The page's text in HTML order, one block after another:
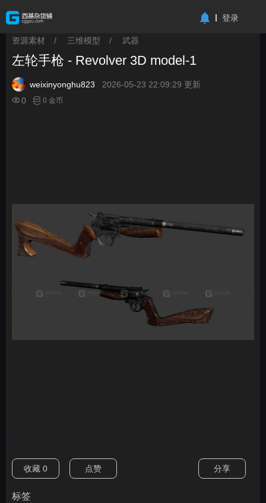
登录
资源素材 / 三维模型 / 武器
左轮手枪 - Revolver 3D model-1
weixinyonghu823
2026-05-23 22:09:29 更新
0
0 金币
收藏 0 点赞 分享
标签